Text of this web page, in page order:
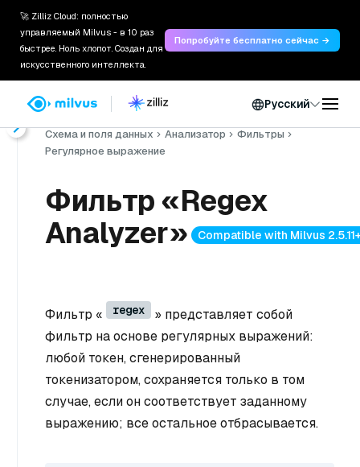
🚀 Zilliz Cloud: полностью
управляемый Milvus - в 10 раз
быстрее. Ноль хлопот. Создан для
искусственного интеллекта.
Попробуйте бесплатно сейчас →
Русский
Схема и поля данных
Анализатор
Фильтры
Регулярное выражение
Фильтр «Regex
Analyzer»
Compatible with Milvus
Фильтр « regex
» представляет собой
фильтр на основе регулярных выражений:
любой токен, сгенерированный
токенизатором, сохраняется только в том
случае, если он соответствует заданному
выражению; все остальное отбрасывается.